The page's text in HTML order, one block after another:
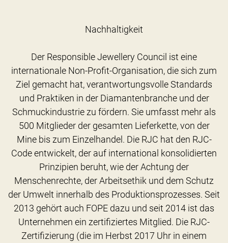
Nachhaltigkeit
Der Responsible Jewellery Council ist eine
internationale Non-Profit-Organisation, die sich zum
Ziel gemacht hat, verantwortungsvolle Standards
und Praktiken in der Diamantenbranche und der
Schmuckindustrie zu fördern. Sie umfasst mehr als
500 Mitglieder der gesamten Lieferkette, von der
Mine bis zum Einzelhandel. Die RJC hat den RJC-
Code entwickelt, der auf international konsolidierten
Prinzipien beruht, wie der Achtung der
Menschenrechte, der Arbeitsethik und dem Schutz
der Umwelt innerhalb des Produktionsprozesses. Seit
2013 gehört auch FOPE dazu und seit 2014 ist das
Unternehmen ein zertifiziertes Mitglied. Die RJC-
Zertifizierung (die im Herbst 2017 Uhr in einem